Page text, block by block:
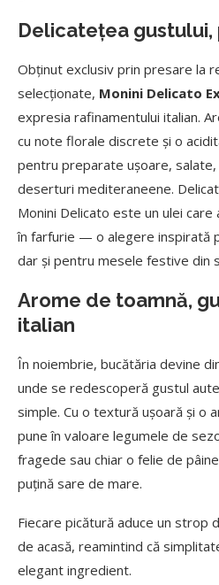
Delicatețea
Obținut exclusiv prin presare la
selecționate, Monini Delicato
expresia rafinamentului italian.
cu note florale discrete și o
pentru preparate ușoare,
deserturi mediteraneene.
Monini Delicato este un ulei care
în farfurie — o alegere inspirată
dar și pentru mesele festive din
Arome de toamnă,
italian
În noiembrie, bucătăria devine
unde se redescoperă gustul
simple. Cu o textură ușoară și o
pune în valoare legumele de
fragede sau chiar o felie de
puțină sare de mare.
Fiecare picătură aduce un strop
de acasă, reamintind că
elegant ingredient.